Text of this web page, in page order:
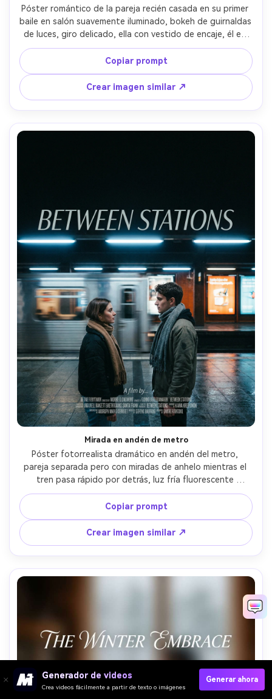
Póster romántico de la pareja recién casada en su primer
baile en salón suavemente iluminado, bokeh de guirnaldas
de luces, giro delicado, ella con vestido de encaje, él en
esmoquin, contacto visual tierno, composición limpia con
espacio seguro para título arriba y créditos abajo,
capturada con 85mm f/1.4, detalle ultra-realista de telas,
gradación cálida cinematográfica, aspecto premium de
póster --ar 4:5
Copiar prompt
Crear imagen similar ↗
Mirada en andén de metro
Póster fotorrealista dramático en andén del metro,
pareja separada pero con miradas de anhelo mientras el
tren pasa rápido por detrás, luz fría fluorescente
mezclada con luz cálida de panel publicitario, moda
urbana moderna, tensión e intimidad, encuadre vertical
fuerte con espacio negativo arriba para el título,
capturada con 50mm f/1.4, desenfoque de movimiento +
rostros nítidos, gradación cinematográfica --ar 4:5
Copiar prompt
Crear imagen similar ↗
Generador de videos
Crea videos fácilmente a partir de texto o imágenes
Generar ahora